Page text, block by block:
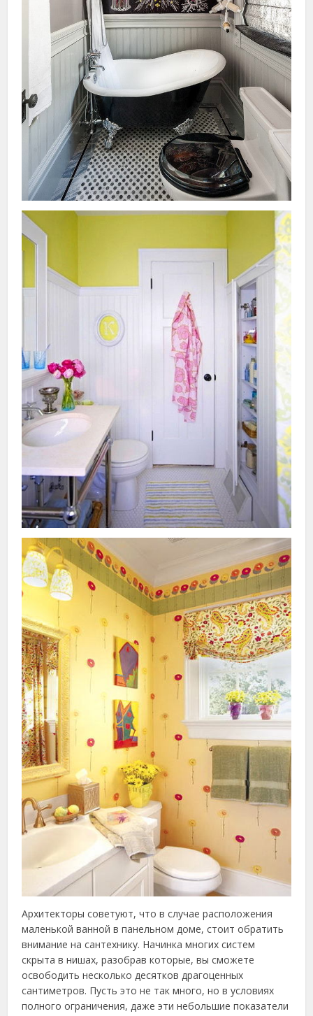
Архитекторы советуют, что в случае расположения
маленькой ванной в панельном доме, стоит обратить
внимание на сантехнику. Начинка многих систем
скрыта в нишах, разобрав которые, вы сможете
освободить несколько десятков драгоценных
сантиметров. Пусть это не так много, но в условиях
полного ограничения, даже эти небольшие показатели